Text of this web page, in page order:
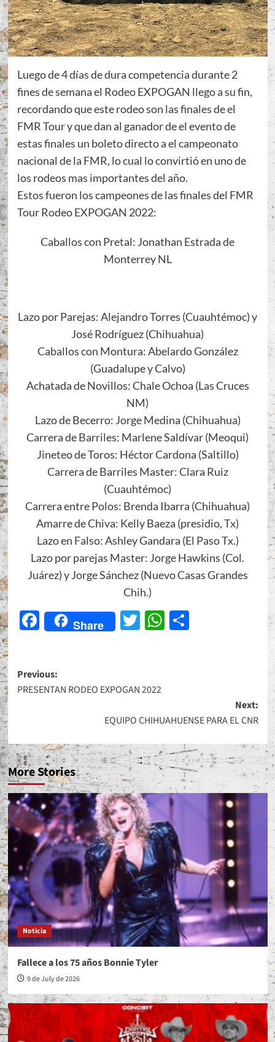
Luego de 4 días de dura competencia durante 2
fines de semana el Rodeo EXPOGAN llego a su fin,
recordando que este rodeo son las finales de el
FMR Tour y que dan al ganador de el evento de
estas finales un boleto directo a el campeonato
nacional de la FMR, lo cual lo convirtió en uno de
los rodeos mas importantes del año.
Estos fueron los campeones de las finales del FMR
Tour Rodeo EXPOGAN 2022:
Caballos con Pretal: Jonathan Estrada de
Monterrey NL
Lazo por Parejas: Alejandro Torres (Cuauhtémoc) y
José Rodríguez (Chihuahua)
Caballos con Montura: Abelardo González
(Guadalupe y Calvo)
Achatada de Novillos: Chale Ochoa (Las Cruces
NM)
Lazo de Becerro: Jorge Medina (Chihuahua)
Carrera de Barriles: Marlene Saldívar (Meoqui)
Jineteo de Toros: Héctor Cardona (Saltillo)
Carrera de Barriles Master: Clara Ruiz
(Cuauhtémoc)
Carrera entre Polos: Brenda Ibarra (Chihuahua)
Amarre de Chiva: Kelly Baeza (presidio, Tx)
Lazo en Falso: Ashley Gandara (El Paso Tx.)
Lazo por parejas Master: Jorge Hawkins (Col.
Juárez) y Jorge Sánchez (Nuevo Casas Grandes
Chih.)
Facebook
Share Twitter
WhatsApp
Share
Post
navigation
Previous:
PRESENTAN RODEO EXPOGAN 2022
Next:
EQUIPO CHIHUAHUENSE PARA EL CNR
More Stories
Noticia
Fallece a los 75 años Bonnie Tyler
9 de July de 2026